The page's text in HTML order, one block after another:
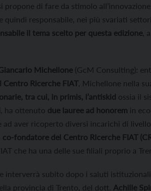
di fare da stimolo
, e quindi responsabile, nei più svariati
il tema scelto per questa edizione ,
Michellone (GcM Consulting):
Ricerche FIAT, Michellone nella
tra cui, in primis, l’antiskid ossia il
, ha ottenuto due lauree ad honorem in
ad aver ricoperto diversi incarichi di
co-fondatore del Centro Ricerche FIAT
che ha una delle sue filiali proprio a
interverrà subito dopo i saluti istituzionali
provincia di Trento, del dott. Achille